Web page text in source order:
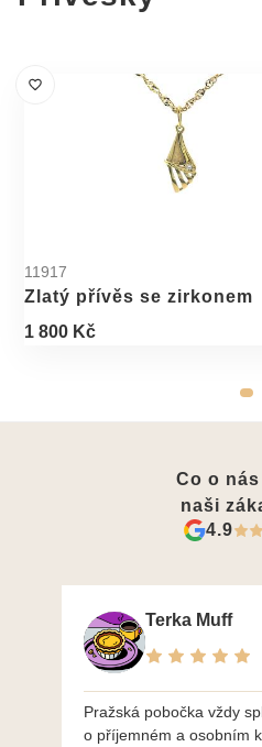
11917
Zlatý přívěs se zirkonem
1 800 Kč
Co o
naši
4.9
Terka Muff
Pražská pobočka vždy
o příjemném a osobním